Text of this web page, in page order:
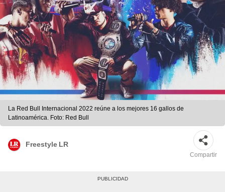
La Red Bull Internacional 2022 reúne a los mejores 16 gallos de
Latinoamérica. Foto: Red Bull
Freestyle LR
Compartir